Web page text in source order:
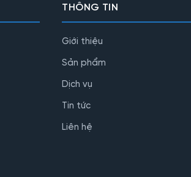
THÔNG TIN
Giới thiệu
Sản phẩm
Dịch vụ
Tin tức
Liên hệ